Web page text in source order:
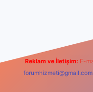
Reklam ve İletişim: E-
forumhizmeti@gmail.com